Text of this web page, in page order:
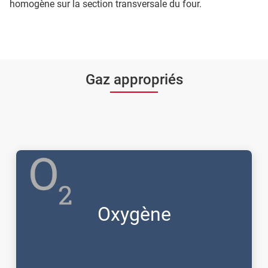
homogène sur la section transversale du four.
Gaz appropriés
Oxygène